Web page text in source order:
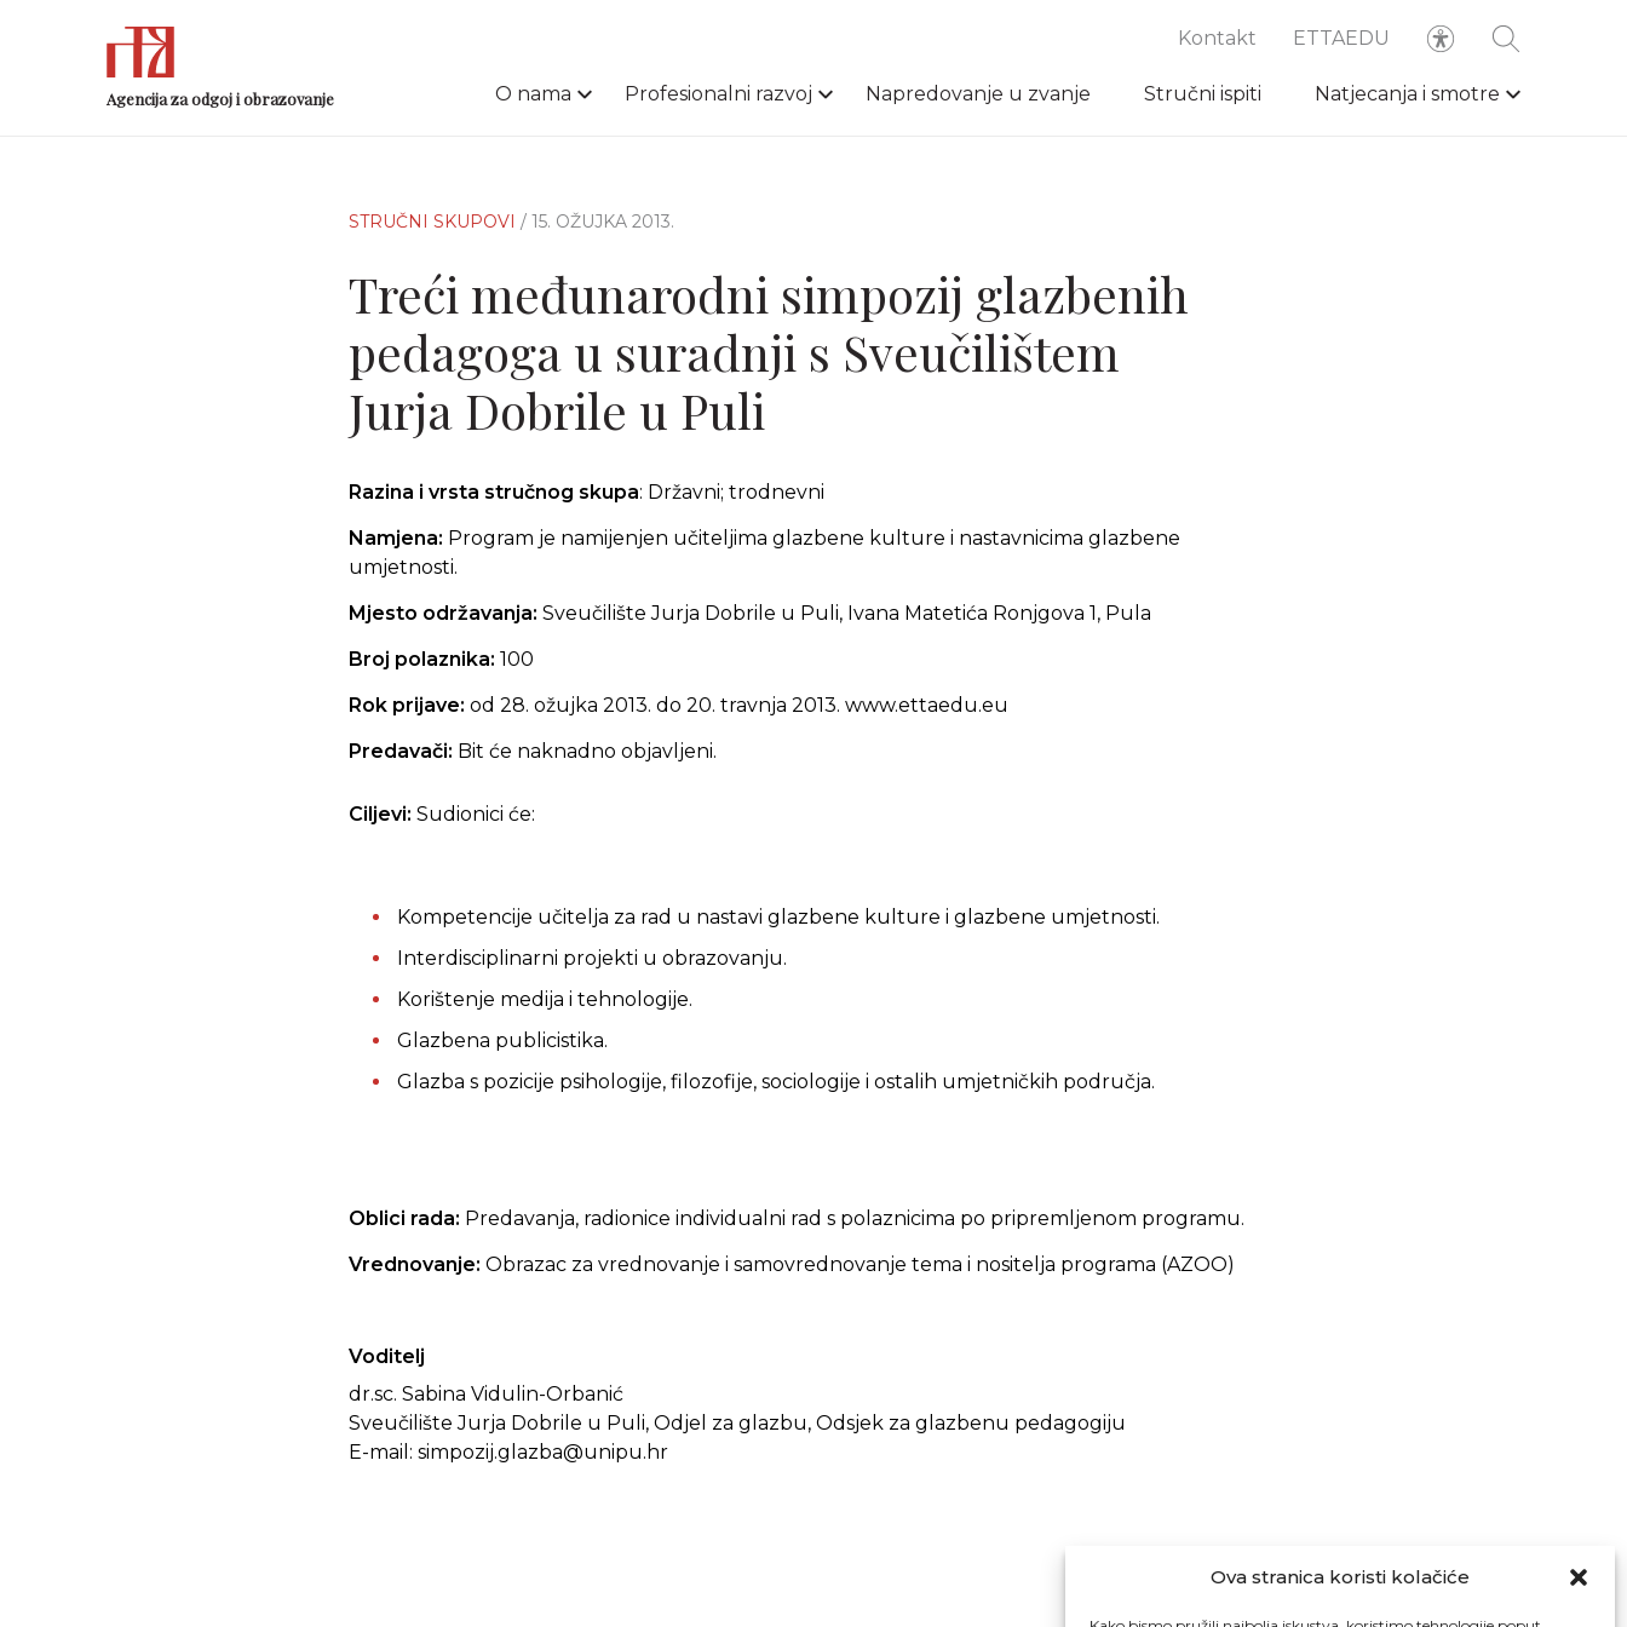
Ova stranica koristi kolačiće
Agencija za odgoj i obrazovanje
Kontakt ETTAEDU
O nama Profesionalni razvoj Napredovanje u zvanje Stručni ispiti Natjecanja i smotre
STRUČNI SKUPOVI / 15. OŽUJKA 2013.
Treći međunarodni simpozij glazbenih
pedagoga u suradnji s Sveučilištem
Jurja Dobrile u Puli
Razina i vrsta stručnog skupa: Državni; trodnevni
Namjena: Program je namijenjen učiteljima glazbene kulture i nastavnicima glazbene
umjetnosti.
Mjesto održavanja: Sveučilište Jurja Dobrile u Puli, Ivana Matetića Ronjgova 1, Pula
Broj polaznika: 100
Rok prijave: od 28. ožujka 2013. do 20. travnja 2013. www.ettaedu.eu
Predavači: Bit će naknadno objavljeni.
Ciljevi: Sudionici će:
Kompetencije učitelja za rad u nastavi glazbene kulture i glazbene umjetnosti.
Interdisciplinarni projekti u obrazovanju.
Korištenje medija i tehnologije.
Glazbena publicistika.
Glazba s pozicije psihologije, filozofije, sociologije i ostalih umjetničkih područja.
Oblici rada: Predavanja, radionice individualni rad s polaznicima po pripremljenom programu.
Vrednovanje: Obrazac za vrednovanje i samovrednovanje tema i nositelja programa (AZOO)
Voditelj
dr.sc. Sabina Vidulin-Orbanić
Sveučilište Jurja Dobrile u Puli, Odjel za glazbu, Odsjek za glazbenu pedagogiju
E-mail: simpozij.glazba@unipu.hr